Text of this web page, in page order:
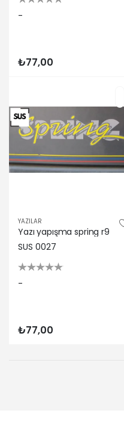
-
₺77,00
YAZILAR
Yazı yapışma spring r9
SUS 0027
-
₺77,00